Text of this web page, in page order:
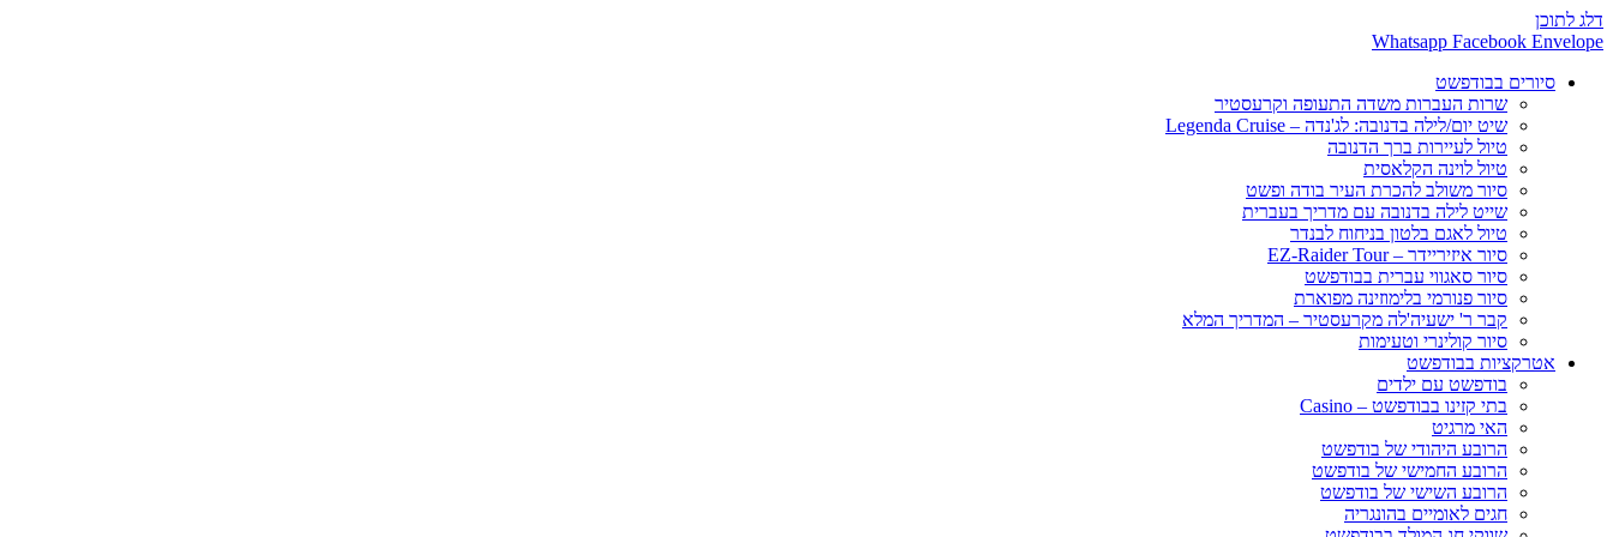
דלג לתוכן
Whatsapp Facebook Envelope
סיורים בבודפשט
שרות העברות משדה התעופה וקרעסטיר
שיט יום/לילה בדנובה: לג'נדה – Legenda Cruise
טיול לעיירות ברך הדנובה
טיול לוינה הקלאסית
סיור משולב להכרת העיר בודה ופשט
שייט לילה בדנובה עם מדריך בעברית
טיול לאגם בלטון בניחוח לבנדר
סיור איזיריידר – EZ-Raider Tour
סיור סאגווי עברית בבודפשט
סיור פנורמי בלימוזינה מפוארת
קבר ר' ישעיה'לה מקרעסטיר – המדריך המלא
סיור קולינרי וטעימות
אטרקציות בבודפשט
בודפשט עם ילדים
בתי קזינו בבודפשט – Casino
האי מרגיט
הרובע היהודי של בודפשט
הרובע החמישי של בודפשט
הרובע השישי של בודפשט
חגים לאומיים בהונגריה